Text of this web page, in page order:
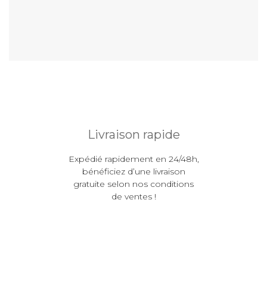
Livraison rapide
Expédié rapidement en 24/48h,
bénéficiez d’une livraison
gratuite selon nos conditions
de ventes !